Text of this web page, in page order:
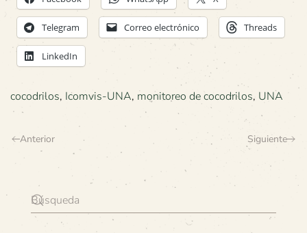
Telegram Correo electrónico Threads
LinkedIn
cocodrilos, Icomvis-UNA, monitoreo de cocodrilos, UNA
Anterior Siguiente